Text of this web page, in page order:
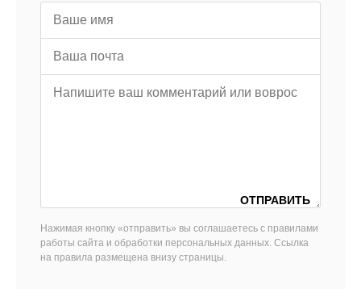
Нажимая кнопку «отправить» вы соглашаетесь с правилами
работы сайта и обработки персональных данных. Ссылка
на правила размещена внизу страницы.